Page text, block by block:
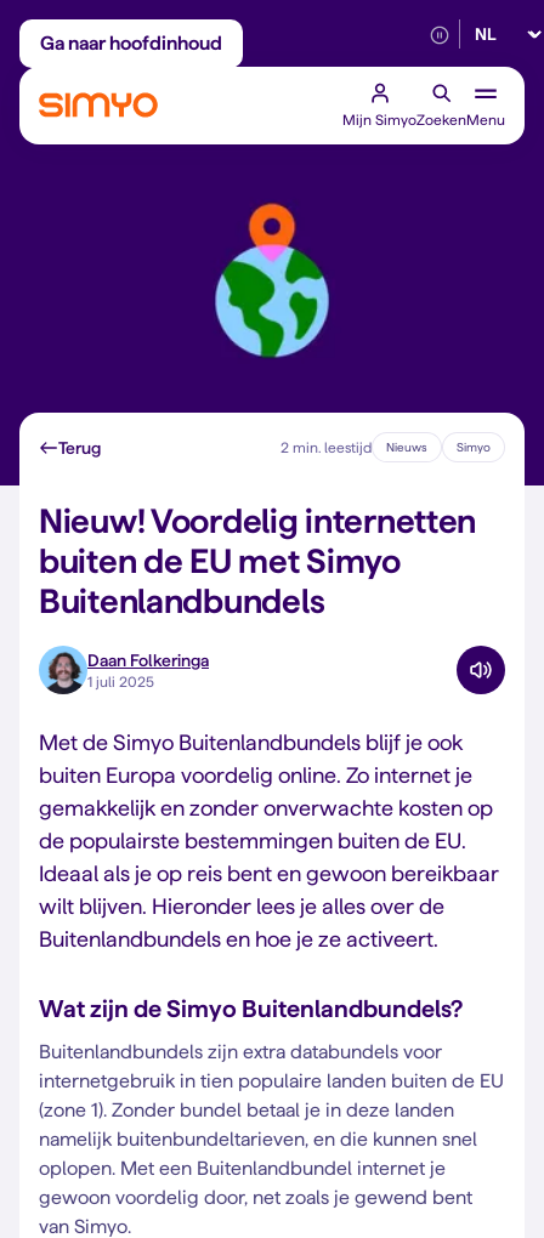
Ga naar hoofdinhoud
Maandelijks aanpasbaar Betrouwbaar
Mijn SimyoZoekenMenu
Terug 2 min. leestijd Nieuws Simyo
Nieuw! Voordelig internetten
buiten de EU met Simyo
Buitenlandbundels
Daan Folkeringa
1 juli 2025
Met de Simyo Buitenlandbundels blijf je ook
buiten Europa voordelig online. Zo internet je
gemakkelijk en zonder onverwachte kosten op
de populairste bestemmingen buiten de EU.
Ideaal als je op reis bent en gewoon bereikbaar
wilt blijven. Hieronder lees je alles over de
Buitenlandbundels en hoe je ze activeert.
Wat zijn de Simyo Buitenlandbundels?
Buitenlandbundels zijn extra databundels voor
internetgebruik in tien populaire landen buiten de EU
(zone 1). Zonder bundel betaal je in deze landen
namelijk buitenbundeltarieven, en die kunnen snel
oplopen. Met een Buitenlandbundel internet je
gewoon voordelig door, net zoals je gewend bent
van Simyo.